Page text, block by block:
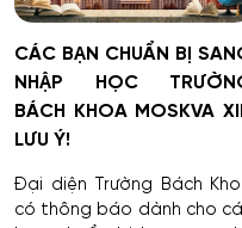
CÁC BẠN CHUẨN BỊ
NHẬP HỌC
BÁCH KHOA MOSKVA
LƯU Ý!
Đại diện Trường Bách
có thông báo dành cho